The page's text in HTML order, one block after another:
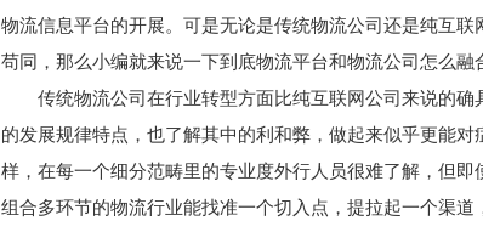
物流信息平台的开展。可是无论是传统物流公司还是纯互
苟同，那么小编就来说一下到底物流平台和物流公司怎么融
传统物流公司在行业转型方面比纯互联网公司来说的
的发展规律特点，也了解其中的利和弊，做起来似乎更能
样，在每一个细分范畴里的专业度外行人员很难了解，但
组合多环节的物流行业能找准一个切入点，提拉起一个渠